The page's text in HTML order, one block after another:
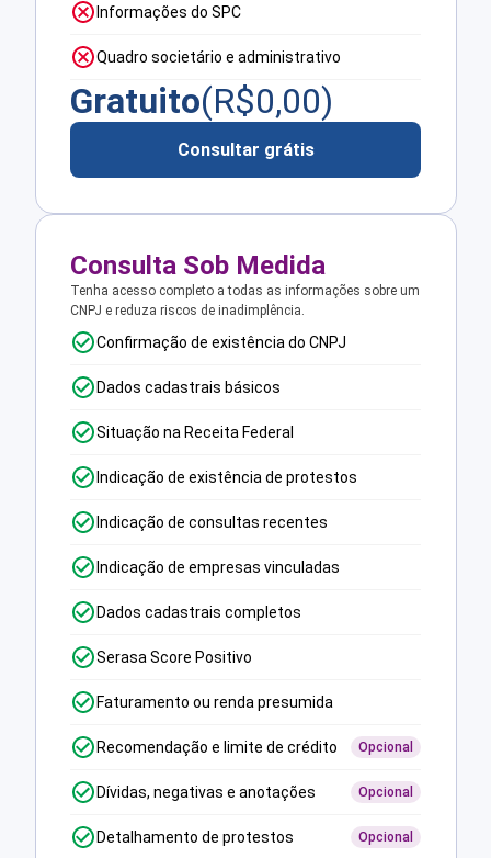
Informações do SPC
Quadro societário e administrativo
Gratuito(R$0,00)
Consultar grátis
Consulta Sob Medida
Tenha acesso completo a todas as informações sobre um
CNPJ e reduza riscos de inadimplência.
Confirmação de existência do CNPJ
Dados cadastrais básicos
Situação na Receita Federal
Indicação de existência de protestos
Indicação de consultas recentes
Indicação de empresas vinculadas
Dados cadastrais completos
Serasa Score Positivo
Faturamento ou renda presumida
Recomendação e limite de crédito Opcional
Dívidas, negativas e anotações Opcional
Detalhamento de protestos Opcional